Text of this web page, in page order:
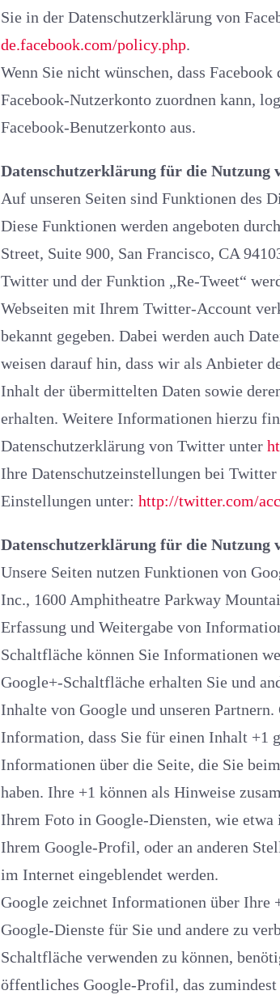
Sie in der Datenschutzerklärung von
de.facebook.com/policy.php.
Wenn Sie nicht wünschen, dass Facebook den Besuch
Facebook-Nutzerkonto zuordnen kann, loggen
Facebook-Benutzerkonto aus.
Datenschutzerklärung für die Nutzung
Auf unseren Seiten sind Funktionen des Dienstes Twitter
Diese Funktionen werden angeboten durch die
Street, Suite 900, San Francisco, CA 94103,
Twitter und der Funktion „Re-Tweet“
Webseiten mit Ihrem Twitter-Account
bekannt gegeben. Dabei werden auch Daten an Twitter übertragen. Wir
weisen darauf hin, dass wir als Anbieter der Seiten keine Kenntnis vom
Inhalt der übermittelten Daten sowie deren Nutzung durch Twitter
erhalten. Weitere Informationen hierzu finden Sie in der
Datenschutzerklärung von Twitter unter
Ihre Datenschutzeinstellungen bei Twitter können
Einstellungen unter: http://twitter.com/
Datenschutzerklärung für die Nutzung
Unsere Seiten nutzen Funktionen von Google+.
Inc., 1600 Amphitheatre Parkway
Erfassung und Weitergabe von Informationen:
Schaltfläche können Sie Informationen
Google+-Schaltfläche erhalten Sie und
Inhalte von Google und unseren
Information, dass Sie für einen Inhalt +1
Informationen über die Seite, die Sie beim Klicken auf +1 angesehen
haben. Ihre +1 können als Hinweise zusammen mit Ihrem Profilnamen und
Ihrem Foto in Google-Diensten, wie etwa in Suchergebnissen oder in
Ihrem Google-Profil, oder an anderen Stellen auf Websites und
im Internet eingeblendet werden.
Google zeichnet Informationen über Ihre +1-
Google-Dienste für Sie und andere zu
Schaltfläche verwenden zu können, benötigen
öffentliches Google-Profil, das zumindest den